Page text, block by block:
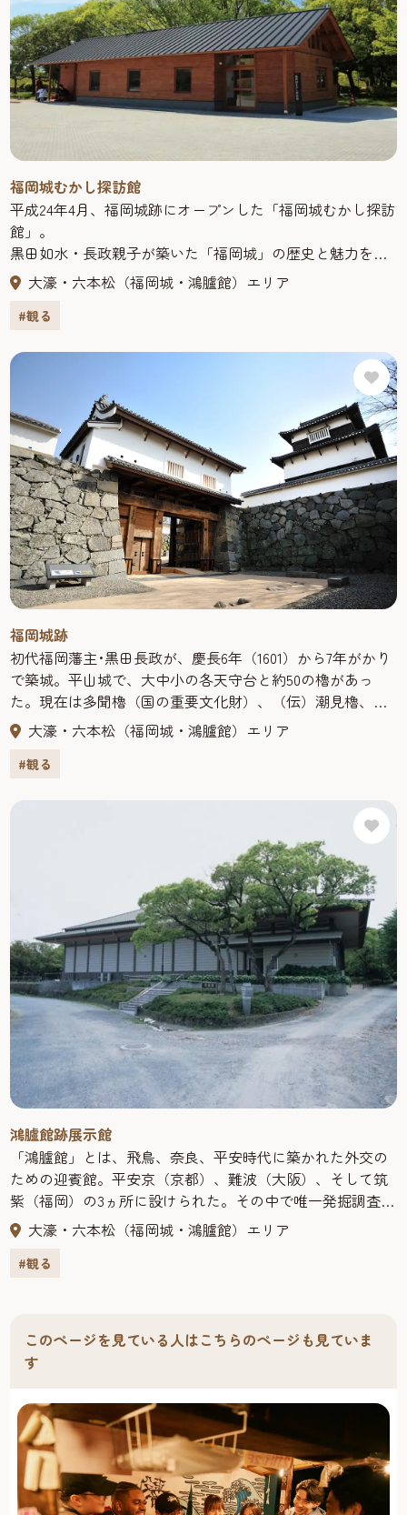
福岡城むかし探訪館
平成24年4月、福岡城跡にオープンした「福岡城むかし探訪
館」。
黒田如水・長政親子が築いた「福岡城」の歴史と魅力を紹
介する施設です。
「時空のバーチャルムービー」では、昔の福岡城をCGで再
現！迫力あるリアルな映像は圧巻で、風格ある福岡城の勇
包まれている福岡城の天守閣が登場。今と昔を交差しなが
「福岡城むかし探訪館」周辺では、様々な団体がツアーイ
ベントを実施されています。
詳しくは公式ホームページをご覧ください。
大濠・六本松（福岡城・鴻臚館）エリア
#観る
福岡城跡
初代福岡藩主･黒田長政が、慶長6年（1601）から7年がかり
で築城。平山城で、大中小の各天守台と約50の櫓があっ
た。現在は多聞櫓（国の重要文化財）、（伝）潮見櫓、下
之橋御門、潮見櫓などが保存され、大天守台は展望台に
なっている。堀には県指定天然記念物のツクシオオガヤツ
リが自生し、城内には万葉歌碑もある。国指定の史跡で、
大濠・六本松（福岡城・鴻臚館）エリア
#観る
鴻臚館跡展示館
「鴻臚館」とは、飛鳥、奈良、平安時代に築かれた外交の
ための迎賓館。平安京（京都）、難波（大阪）、そして筑
紫（福岡）の3ヵ所に設けられた。その中で唯一発掘調査に
よって遺跡の解明が進むのが現福岡市中央区にある筑紫の
「鴻臚館」なのだ。文献上には持統２年（688）、「筑紫館
（つくしのむろつみ）」として初めて現れ、平安時代に
客らを迎え入れたとされる。昭和62年（1987）、平和台球
場外野席改修の際、遺構の残存が発見され、翌年から発掘
調査が始まった。展示館では発掘された遺構や大陸外交の
大濠・六本松（福岡城・鴻臚館）エリア
#観る
このページを見ている人はこちらのページも見ていま
す